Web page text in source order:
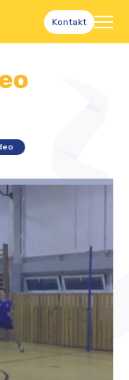
Kontakt